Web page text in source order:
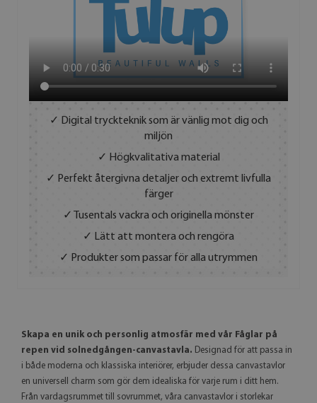
✓ Digital tryckteknik som är vänlig mot dig och
miljön
✓ Högkvalitativa material
✓ Perfekt återgivna detaljer och extremt livfulla
färger
✓ Tusentals vackra och originella mönster
✓ Lätt att montera och rengöra
✓ Produkter som passar för alla utrymmen
Skapa en unik och personlig atmosfär med vår Fåglar på
repen vid solnedgången-canvastavla. Designad för att passa in
i både moderna och klassiska interiörer, erbjuder dessa canvastavlor
en universell charm som gör dem idealiska för varje rum i ditt hem.
Från vardagsrummet till sovrummet, våra canvastavlor i storlekar